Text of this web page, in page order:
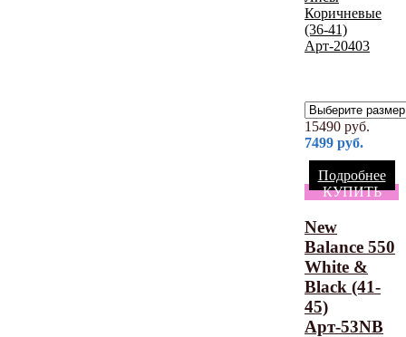
15490 руб.
7499 руб.
Подробнее
КУПИТЬ
New
Balance 550
White &
Black (41-
45)
Арт-53NB